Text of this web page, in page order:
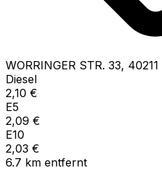
WORRINGER STR. 33, 40211
Diesel
2,10 €
E5
2,09 €
E10
2,03 €
6.7 km entfernt